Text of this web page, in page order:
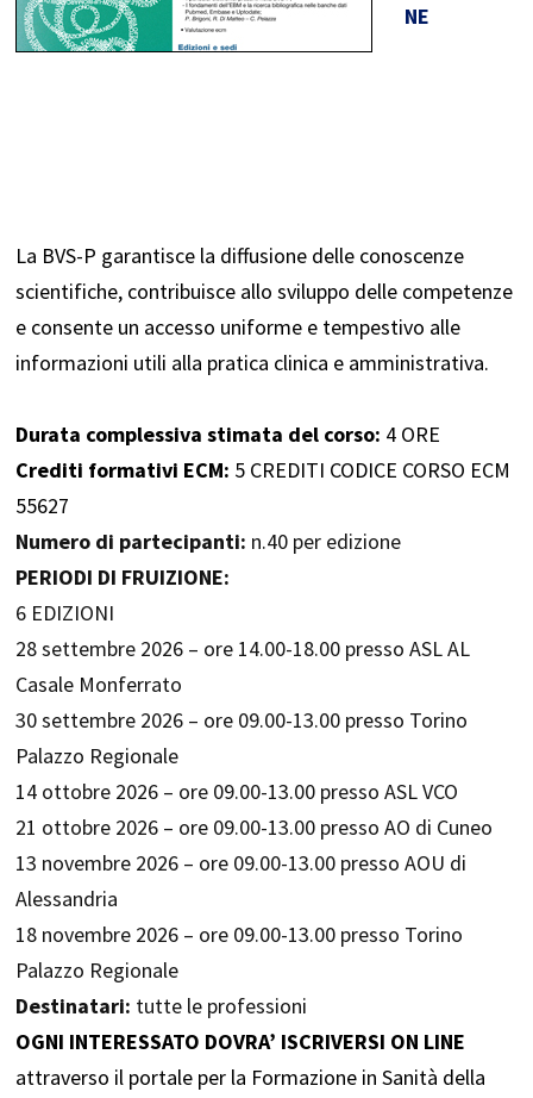
NE
La BVS-P garantisce la diffusione delle conoscenze
scientifiche, contribuisce allo sviluppo delle competenze
e consente un accesso uniforme e tempestivo alle
informazioni utili alla pratica clinica e amministrativa.
Durata complessiva stimata del corso: 4 ORE
Crediti formativi ECM: 5 CREDITI CODICE CORSO ECM
55627
Numero di partecipanti: n.40 per edizione
PERIODI DI FRUIZIONE:
6 EDIZIONI
28 settembre 2026 – ore 14.00-18.00 presso ASL AL
Casale Monferrato
30 settembre 2026 – ore 09.00-13.00 presso Torino
Palazzo Regionale
14 ottobre 2026 – ore 09.00-13.00 presso ASL VCO
21 ottobre 2026 – ore 09.00-13.00 presso AO di Cuneo
13 novembre 2026 – ore 09.00-13.00 presso AOU di
Alessandria
18 novembre 2026 – ore 09.00-13.00 presso Torino
Palazzo Regionale
Destinatari: tutte le professioni
OGNI INTERESSATO DOVRA’ ISCRIVERSI ON LINE
attraverso il portale per la Formazione in Sanità della